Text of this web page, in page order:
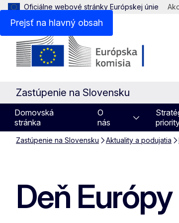
Prejsť na hlavný obsah
Oficiálne webové stránky Európskej únie
Zastúpenie na Slovensku
Domovská
stránka
O
nás
Zastúpenie na Slovensku Aktuality a podujatia
Deň